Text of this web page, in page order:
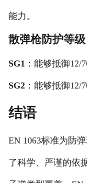
能力。
散弹枪防护等级
SG1 ：能够抵御12/
SG2：能够抵御12/
结语
EN 1063标准为防
了科学、严谨的依